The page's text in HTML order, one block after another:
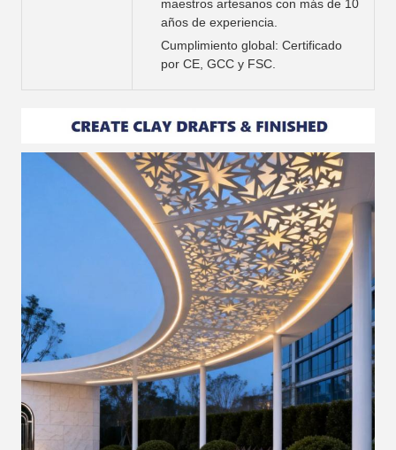
maestros artesanos con más de 10
años de experiencia.
Cumplimiento global: Certificado
por CE, GCC y FSC.